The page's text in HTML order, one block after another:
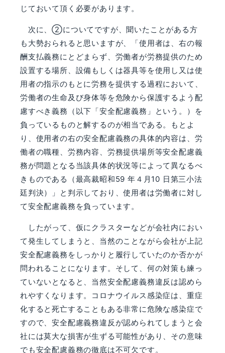
じておいて頂く必要があります。
次に、②についてですが、聞いたことがある方
も大勢おられると思いますが、「使用者は、右の報
酬支払義務にとどまらず、労働者が労務提供のため
設置する場所、設備もしくは器具等を使用し又は使
用者の指示のもとに労務を提供する過程において、
労働者の生命及び身体等を危険から保護するよう配
慮すべき義務（以下「安全配慮義務」という。）を
負っているものと解するのが相当である。もとよ
り、使用者の右の安全配慮義務の具体的内容は、労
働者の職種、労務内容、労務提供場所等安全配慮義
務が問題となる当該具体的状況等によって異なるべ
きものである（最高裁昭和59 年４月10 日第三小法
廷判決）」と判示しており、使用者は労働者に対し
て安全配慮義務を負っています。
したがって、仮にクラスターなどが会社内におい
て発生してしまうと、当然のことながら会社が上記
安全配慮義務をしっかりと履行していたのか否かが
問われることになります。そして、何の対策も練っ
ていないとなると、当然安全配慮義務違反は認めら
れやすくなります。コロナウイルス感染症は、重症
化すると死亡することもある非常に危険な感染症で
すので、安全配慮義務違反が認められてしまうと会
社には莫大な損害が生ずる可能性があり、その意味
でも安全配慮義務の徹底は不可欠です。